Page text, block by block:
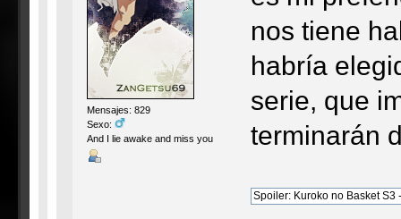
Mensajes: 829
Sexo:
And I lie awake and miss you
nos tiene
habría
serie, que
terminarán